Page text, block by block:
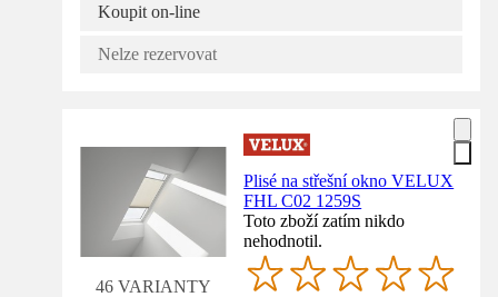
Koupit on-line
Nelze rezervovat
46 VARIANTY
Plisé na střešní okno VELUX
FHL C02 1259S
Toto zboží zatím nikdo
nehodnotil.